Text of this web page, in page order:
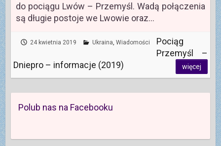
do pociągu Lwów – Przemyśl. Wadą połączenia
są długie postoje we Lwowie oraz…
24 kwietnia 2019 Ukraina, Wiadomości
Pociąg
Przemyśl –
Dniepro – informacje (2019)
więcej
Polub nas na Facebooku